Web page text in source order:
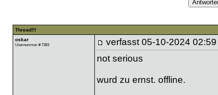
Thread!!!
oskar
Usernummer # 7383 verfasst 05-10-2024 02:59
not serious
wurd zu ernst. offline.